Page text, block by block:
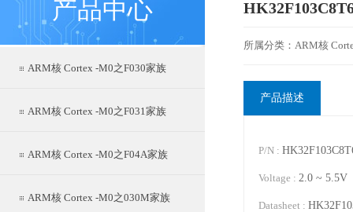
产品中心
ARM核 Cortex -M0之F030家族
ARM核 Cortex -M0之F031家族
ARM核 Cortex -M0之F04A家族
ARM核 Cortex -M0之030M家族
所属分类：ARM核
产品描述
P/N :
Voltage : 2.0 ~ 5.5V
Datasheet :